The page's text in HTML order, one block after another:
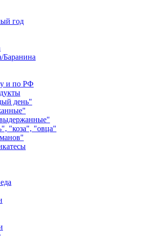
год
Баранина
и по РФ
день"
"коза", "овца"